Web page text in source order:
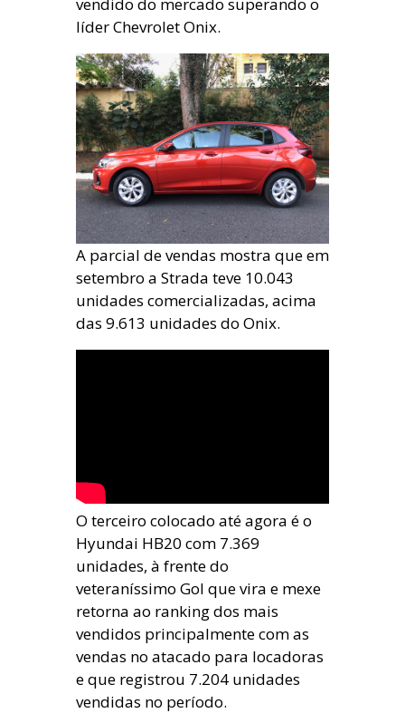
líder Chevrolet Onix.
A parcial de vendas mostra que em
setembro a Strada teve 10.043
unidades comercializadas, acima
das 9.613 unidades do Onix.
O terceiro colocado até agora é o
Hyundai HB20 com 7.369
unidades, à frente do
veteraníssimo Gol que vira e mexe
retorna ao ranking dos mais
vendidos principalmente com as
vendas no atacado para locadoras
e que registrou 7.204 unidades
vendidas no período.